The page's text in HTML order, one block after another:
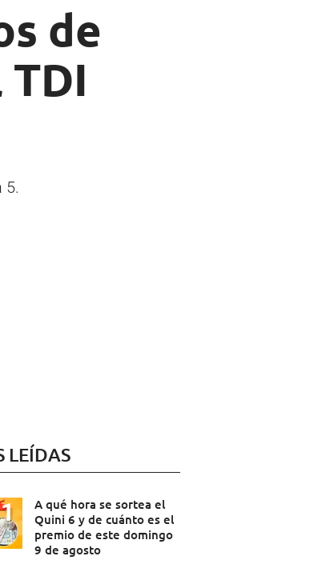
de
5.
LEÍDAS
A qué hora se sortea el
Quini 6 y de cuánto es el
premio de este domingo
9 de agosto